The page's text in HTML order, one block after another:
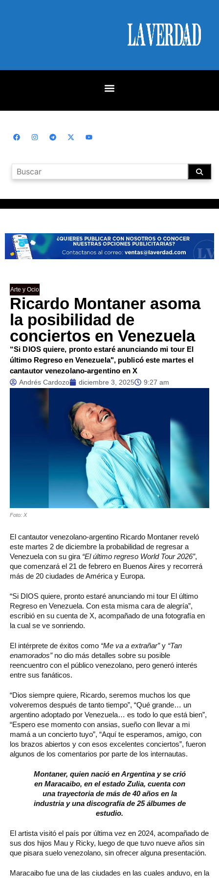
Arte y Ocio
Ricardo Montaner asoma
la posibilidad de
conciertos en Venezuela
“Si DIOS quiere, pronto estaré anunciando mi tour El
último Regreso en Venezuela", publicó este martes el
cantautor venezolano-argentino en X
Andrés Cardozo diciembre 3, 2025 9:27 am
Foto: X
El cantautor venezolano-argentino Ricardo Montaner reveló
este martes 2 de diciembre la probabilidad de regresar a
Venezuela con su gira “El último regreso World Tour 2026”,
que comenzará el 21 de febrero en Buenos Aires y recorrerá
más de 20 ciudades de América y Europa.
“Si DIOS quiere, pronto estaré anunciando mi tour El último
Regreso en Venezuela. Con esta misma cara de alegría”,
escribió en su cuenta de X, acompañado de una fotografía en
la cual se ve sonriendo.
El intérprete de éxitos como “Me va a extrañar”y “Tan
enamorados”no dio más detalles sobre su posible
reencuentro con el público venezolano, pero generó interés
entre sus fanáticos.
“Dios siempre quiere, Ricardo, seremos muchos los que
volveremos después de tanto tiempo”, “Qué grande… un
argentino adoptado por Venezuela… es todo lo que está bien”,
“Espero ese momento con ansias, sueño con llevar a mi
mamá a un concierto tuyo”, “Aquí te esperamos, amigo, con
los brazos abiertos y con esos excelentes conciertos”, fueron
algunos de los comentarios por parte de los internautas.
Montaner, quien nació en Argentina y se crió
en Maracaibo, en el estado Zulia, cuenta con
una trayectoria de más de 40 años en la
industria y una discografía de 25 álbumes de
estudio.
El artista visitó el país por última vez en 2024, acompañado de
sus dos hijos Mau y Ricky, luego de que tuvo nueve años sin
que pisara suelo venezolano, sin ofrecer alguna presentación.
Maracaibo fue una de las ciudades en las cuales anduvo, en la